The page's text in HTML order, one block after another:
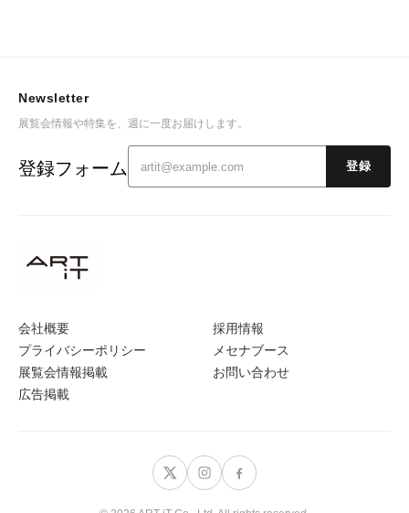
会社概要
プライバシーポリシー
展覧会情報掲載
広告掲載
採用情報
メセナブース
お問い合わせ
Newsletter
展覧会情報や特集を、週に一度お届けします。
登録フォーム 登録